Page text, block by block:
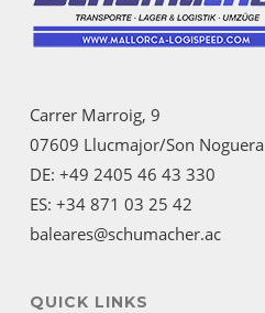
Carrer Marroig, 9
07609 Llucmajor/Son Noguera
DE: +49 2405 46 43 330
ES: +34 871 03 25 42
baleares@schumacher.ac
QUICK LINKS